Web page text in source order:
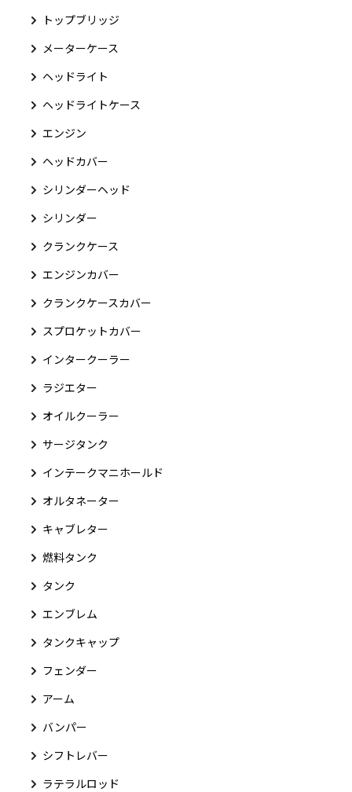
トップブリッジ
メーターケース
ヘッドライト
ヘッドライトケース
エンジン
ヘッドカバー
シリンダーヘッド
シリンダー
クランクケース
エンジンカバー
クランクケースカバー
スプロケットカバー
インタークーラー
ラジエター
オイルクーラー
サージタンク
インテークマニホールド
オルタネーター
キャブレター
燃料タンク
タンク
エンブレム
タンクキャップ
フェンダー
アーム
バンパー
シフトレバー
ラテラルロッド